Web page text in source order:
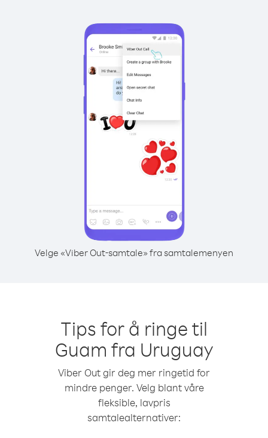
Velge «Viber Out-samtale» fra samtalemenyen
Tips for å ringe til
Guam fra Uruguay
Viber Out gir deg mer ringetid for
mindre penger. Velg blant våre
fleksible, lavpris
samtalealternativer: